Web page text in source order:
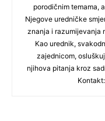
porodičnim temama,
Njegove uredničke
znanja i razumijevanja
Kao urednik,
zajednicom,
njihova pitanja kroz